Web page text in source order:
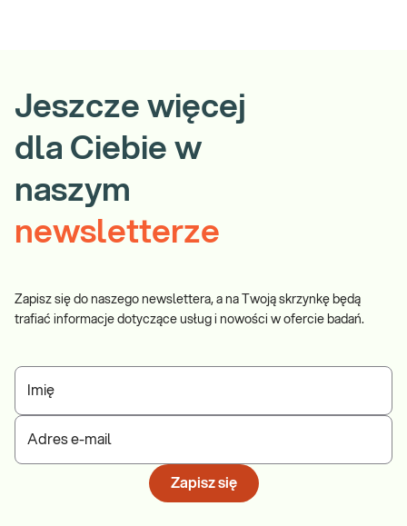
Jeszcze więcej
dla Ciebie w
naszym
newsletterze
Zapisz się do naszego newslettera, a na Twoją skrzynkę będą
trafiać informacje dotyczące usług i nowości w ofercie badań.
Imię
Adres e-mail
Zapisz się